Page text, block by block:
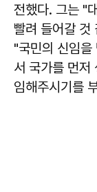
전했다. 그는 "
빨려 들어갈 것
"국민의 신임을
서 국가를 먼저
임해주시기를